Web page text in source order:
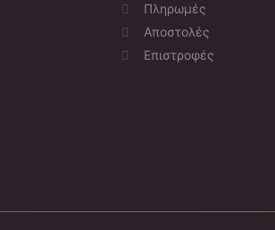
Πληρωμές
Αποστολές
Επιστροφές